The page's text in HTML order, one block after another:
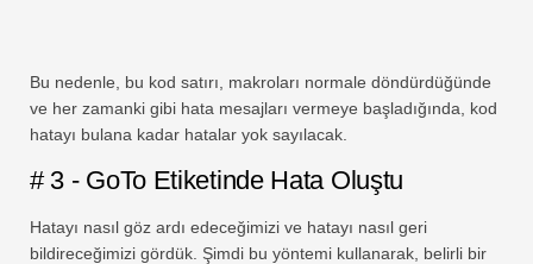
Bu nedenle, bu kod satırı, makroları normale döndürdüğünde
ve her zamanki gibi hata mesajları vermeye başladığında, kod
hatayı bulana kadar hatalar yok sayılacak.
# 3 - GoTo Etiketinde Hata Oluştu
Hatayı nasıl göz ardı edeceğimizi ve hatayı nasıl geri
bildireceğimizi gördük. Şimdi bu yöntemi kullanarak, belirli bir